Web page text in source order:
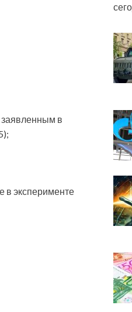
заявленным в
в эксперименте